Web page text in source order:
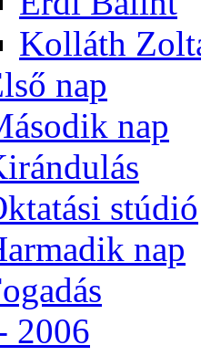
Kol­láth
nap
nap
stú­dió
nap
2006